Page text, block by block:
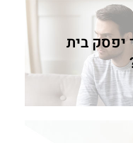
יפסק בית